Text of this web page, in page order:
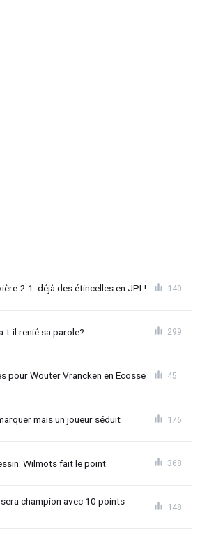
2-1: déjà des étincelles en JPL! 140
t-il renié sa parole? 299
pour Wouter Vrancken en Ecosse 45
mais un joueur séduit 176
Wilmots fait le point 368
champion avec 10 points
148